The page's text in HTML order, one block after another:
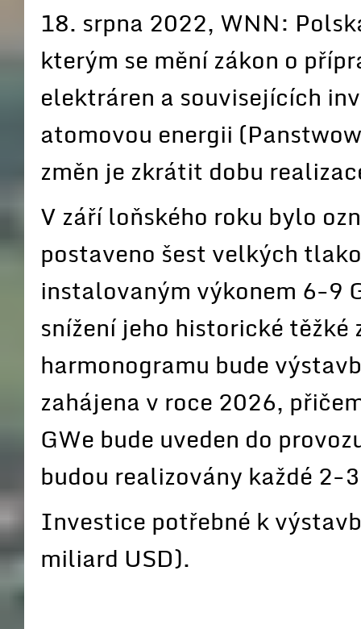
18. srpna 2022, WNN:
kterým se mění zákon o
elektráren a souvisejících
atomovou energii
změn je zkrátit dobu
V září loňského roku bylo
postaveno šest velkých
instalovaným výkonem 6-9
snížení jeho historické
harmonogramu bude
zahájena v roce 2026,
GWe bude uveden do
budou realizovány každé 2-
Investice potřebné k
miliard USD).